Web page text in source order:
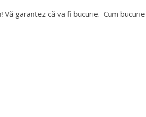
Vă garantez că va fi bucurie. Cum